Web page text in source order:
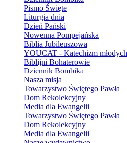
Pismo Święte
Liturgia dnia
Dzień Pański
Nowenna Pompejańska
Biblia Jubileuszowa
YOUCAT - Katechizm młodych
Biblijni Bohaterowie
Dziennik Bombika
Nasza misja
Towarzystwo Świętego Pawła
Dom Rekolekcyjny
Media dla Ewangelii
Towarzystwo Świętego Pawła
Dom Rekolekcyjny
Media dla Ewangelii